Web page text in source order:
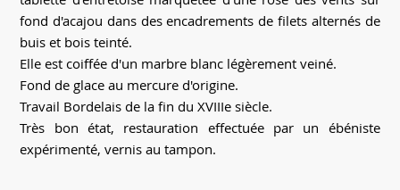
fond d'acajou dans des encadrements de filets alternés de
buis et bois teinté.
Elle est coiffée d'un marbre blanc légèrement veiné.
Fond de glace au mercure d'origine.
Travail Bordelais de la fin du XVIIIe siècle.
Très bon état, restauration effectuée par un ébéniste
expérimenté, vernis au tampon.